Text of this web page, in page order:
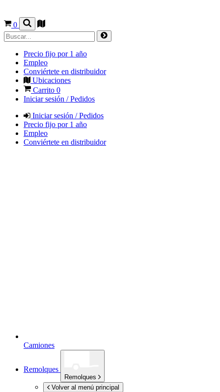
0
Precio fijo por 1 año
Empleo
Conviértete en distribuidor
Ubicaciones
Carrito 0
Iniciar sesión / Pedidos
Iniciar sesión / Pedidos
Precio fijo por 1 año
Empleo
Conviértete en distribuidor
Camiones
Remolques
Remolques
Volver al menú principal